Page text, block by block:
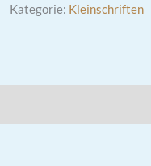
Kategorie: Kleinschriften